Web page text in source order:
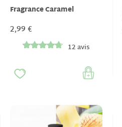
Fragrance Caramel
2,99 €
12 avis